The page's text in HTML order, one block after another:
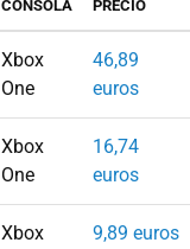
CONSOLA PRECIO
Xbox
One
46,89
euros
Xbox
One
16,74
euros
Xbox
9,89 euros